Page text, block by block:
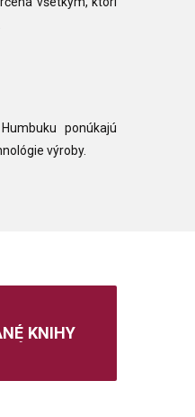
ponúkajú
výroby.
KNIHY